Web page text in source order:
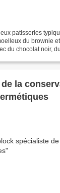
patisseries
du brownie
du chocolat noir,
la